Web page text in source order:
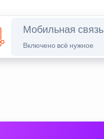
Мобильная связь
Включено всё нужное